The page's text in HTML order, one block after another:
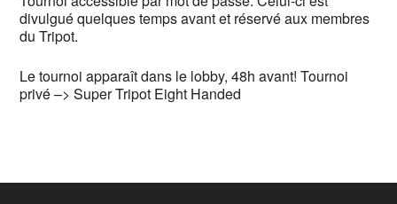
divulgué quelques temps avant et réservé aux membres
du Tripot.
Le tournoi apparaît dans le lobby, 48h avant! Tournoi
privé –> Super Tripot Eight Handed